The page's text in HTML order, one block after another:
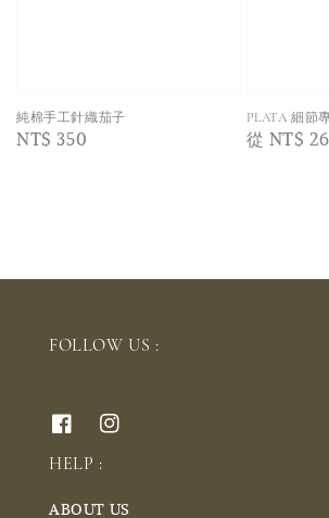
純棉手工針織茄子
Regular
NT$ 350
PLATA 細節
Regular
從 NT$
FOLLOW US :
HELP :
ABOUT US